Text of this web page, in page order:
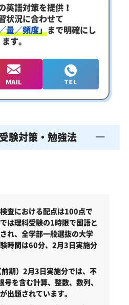
英語対策を提供！
状況に合わせて
量／頻度」まで明確にし
ます。
験対策・勉強法
査における配点は100点で
は理科受験の1時限で国語と
れ、全学部一般選抜の大学
時間は60分、2月3日実施分
期）2月3日実施分では、不
を含む計算、整数、数列、
出題されています。